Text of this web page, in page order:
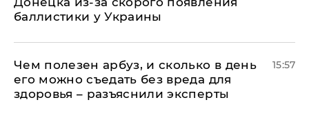
баллистики у Украины
Чем полезен арбуз, и сколько в день
его можно съедать без вреда для
здоровья – разъяснили эксперты
15:57